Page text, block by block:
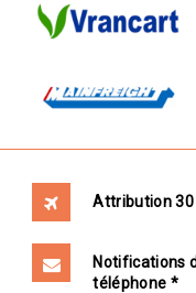
Attribution 30
Notifications
téléphone *